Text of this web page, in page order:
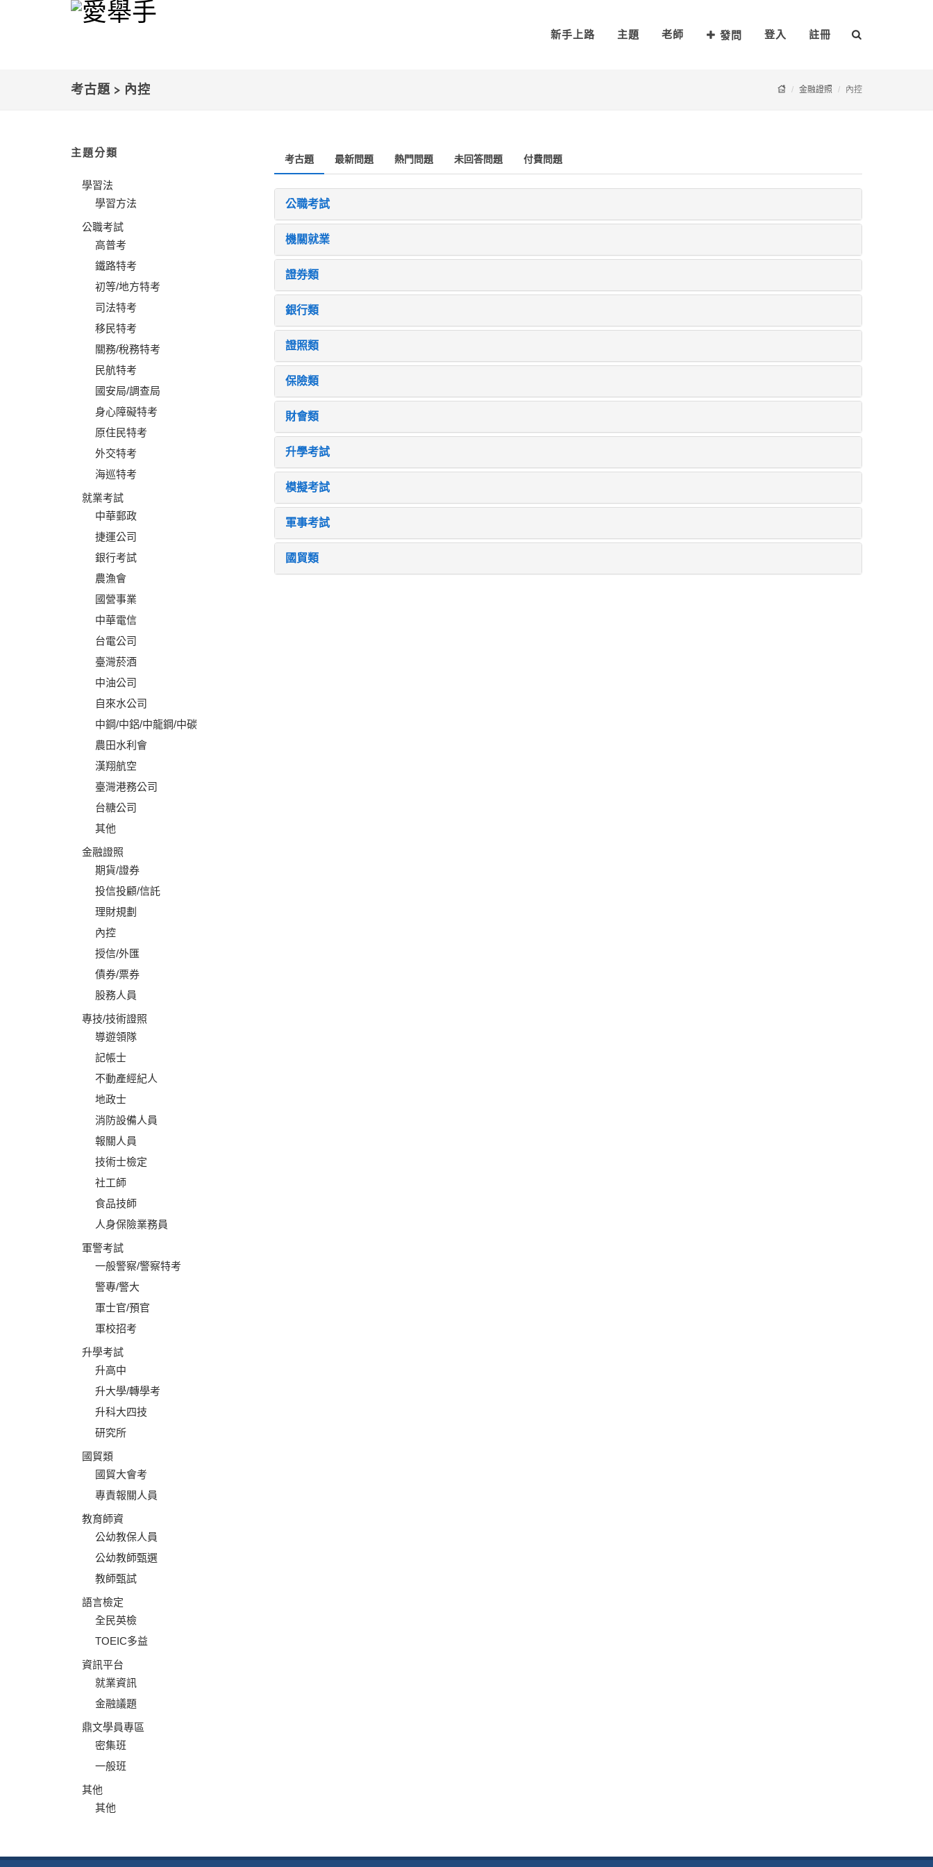
新手上路 主題 老師 發問 登入 註冊
考古題 > 內控 金融證照 內控
主題分類
學習法
學習方法
公職考試
高普考
鐵路特考
初等/地方特考
司法特考
移民特考
關務/稅務特考
民航特考
國安局/調查局
身心障礙特考
原住民特考
外交特考
海巡特考
就業考試
中華郵政
捷運公司
銀行考試
農漁會
國營事業
中華電信
台電公司
臺灣菸酒
中油公司
自來水公司
中鋼/中鋁/中龍鋼/中碳
農田水利會
漢翔航空
臺灣港務公司
台糖公司
其他
金融證照
期貨/證券
投信投顧/信託
理財規劃
內控
授信/外匯
債券/票券
股務人員
專技/技術證照
導遊領隊
記帳士
不動產經紀人
地政士
消防設備人員
報關人員
技術士檢定
社工師
食品技師
人身保險業務員
軍警考試
一般警察/警察特考
警專/警大
軍士官/預官
軍校招考
升學考試
升高中
升大學/轉學考
升科大四技
研究所
國貿類
國貿大會考
專責報關人員
教育師資
公幼教保人員
公幼教師甄選
教師甄試
語言檢定
全民英檢
TOEIC多益
資訊平台
就業資訊
金融議題
鼎文學員專區
密集班
一般班
其他
其他
考古題 最新問題 熱門問題 未回答問題 付費問題
公職考試
機關就業
證券類
銀行類
證照類
保險類
財會類
升學考試
模擬考試
軍事考試
國貿類